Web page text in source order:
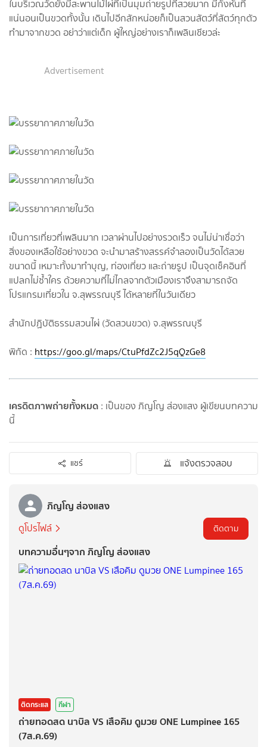
ในบริเวณวัดยังมีสะพานไม้ไผ่ที่เป็นมุมถ่ายรูปที่สวยมาก มีกังหันที่
แน่นอนเป็นขวดทั้งนั้น เดินไปอีกสักหน่อยก็เป็นสวนสัตว์ที่สัตว์ทุกตัว
ทำมาจากขวด อย่าว่าแต่เด็ก ผู้ใหญ่อย่างเราก็เพลินเชียวล่ะ
Advertisement
เป็นการเที่ยวที่เพลินมาก เวลาผ่านไปอย่างรวดเร็ว จนไม่น่าเชื่อว่า
สิ่งของเหลือใช้อย่างขวด จะนำมาสร้างสรรค์จำลองเป็นวัดได้สวย
ขนาดนี้ เหมาะทั้งมาทำบุญ, ท่องเที่ยว และถ่ายรูป เป็นจุดเช็คอินที่
แปลกไม่ซ้ำใคร ด้วยความที่ไม่ไกลจากตัวเมืองเราจึงสามารถจัด
โปรแกรมเที่ยวใน จ.สุพรรณบุรี ได้หลายที่ในวันเดียว
สำนักปฏิบัติธรรมสวนไผ่ (วัดสวนขวด) จ.สุพรรณบุรี
พิกัด : https://goo.gl/maps/CtuPfdZc2J5qQzGe8
เครดิตภาพถ่ายทั้งหมด : เป็นของ ภิญโญ ส่องแสง ผู้เขียนบทความ
นี้
แชร์ แจ้งตรวจสอบ
ภิญโญ ส่องแสง
ดูโปรไฟล์ ติดตาม
บทความอื่นๆจาก ภิญโญ ส่องแสง
ติดกระแส กีฬา
ถ่ายทอดสด นาบิล VS เสือคิม ดูมวย ONE Lumpinee 165
(7ส.ค.69)